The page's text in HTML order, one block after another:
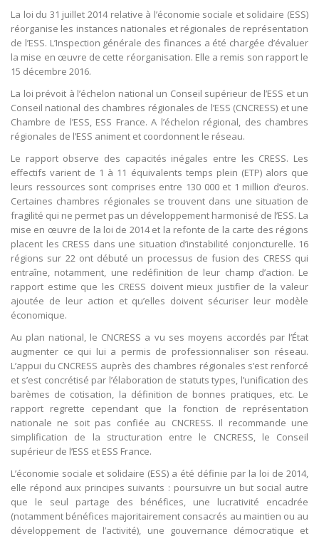
La loi du 31 juillet 2014 relative à l’économie sociale et solidaire (ESS)
réorganise les instances nationales et régionales de représentation
de l’ESS. L’Inspection générale des finances a été chargée d’évaluer
la mise en œuvre de cette réorganisation. Elle a remis son rapport le
15 décembre 2016.
La loi prévoit à l’échelon national un Conseil supérieur de l’ESS et un
Conseil national des chambres régionales de l’ESS (CNCRESS) et une
Chambre de l’ESS, ESS France. A l’échelon régional, des chambres
régionales de l’ESS animent et coordonnent le réseau.
Le rapport observe des capacités inégales entre les CRESS. Les
effectifs varient de 1 à 11 équivalents temps plein (ETP) alors que
leurs ressources sont comprises entre 130 000 et 1 million d’euros.
Certaines chambres régionales se trouvent dans une situation de
fragilité qui ne permet pas un développement harmonisé de l’ESS. La
mise en œuvre de la loi de 2014 et la refonte de la carte des régions
placent les CRESS dans une situation d’instabilité conjoncturelle. 16
régions sur 22 ont débuté un processus de fusion des CRESS qui
entraîne, notamment, une redéfinition de leur champ d’action. Le
rapport estime que les CRESS doivent mieux justifier de la valeur
ajoutée de leur action et qu’elles doivent sécuriser leur modèle
économique.
Au plan national, le CNCRESS a vu ses moyens accordés par l’État
augmenter ce qui lui a permis de professionnaliser son réseau.
L’appui du CNCRESS auprès des chambres régionales s’est renforcé
et s’est concrétisé par l’élaboration de statuts types, l’unification des
barèmes de cotisation, la définition de bonnes pratiques, etc. Le
rapport regrette cependant que la fonction de représentation
nationale ne soit pas confiée au CNCRESS. Il recommande une
simplification de la structuration entre le CNCRESS, le Conseil
supérieur de l’ESS et ESS France.
L’économie sociale et solidaire (ESS) a été définie par la loi de 2014,
elle répond aux principes suivants : poursuivre un but social autre
que le seul partage des bénéfices, une lucrativité encadrée
(notamment bénéfices majoritairement consacrés au maintien ou au
développement de l’activité), une gouvernance démocratique et